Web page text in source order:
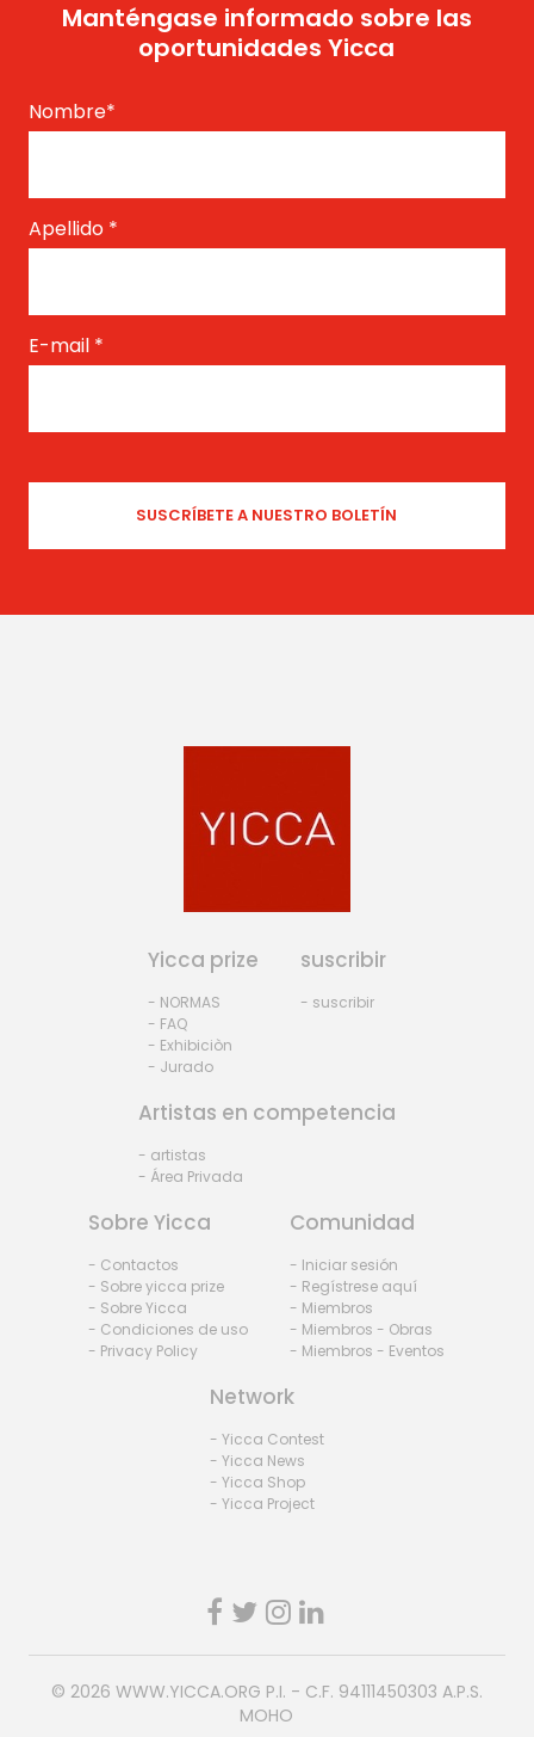
Manténgase informado sobre las
oportunidades Yicca
Nombre*
Apellido *
E-mail *
Yicca prize
- NORMAS
- FAQ
- Exhibiciòn
- Jurado
suscribir
- suscribir
Artistas en competencia
- artistas
- Área Privada
Sobre Yicca
- Contactos
- Sobre yicca prize
- Sobre Yicca
- Condiciones de uso
- Privacy Policy
Comunidad
- Iniciar sesión
- Regístrese aquí
- Miembros
- Miembros - Obras
- Miembros - Eventos
Network
- Yicca Contest
- Yicca News
- Yicca Shop
- Yicca Project
© 2026 WWW.YICCA.ORG P.I. - C.F. 94111450303 A.P.S.
MOHO